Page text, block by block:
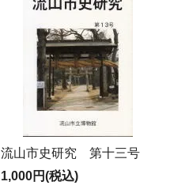
流山市史研究 第十三号
1,000円(税込)